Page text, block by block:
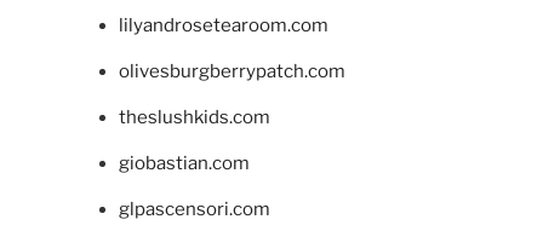
lilyandrosetearoom.com
olivesburgberrypatch.com
theslushkids.com
giobastian.com
glpascensori.com